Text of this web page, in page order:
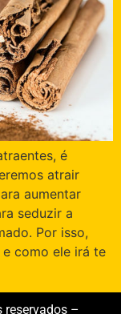
é
atrair
aumentar
seduzir a
Por isso,
como ele irá te
reservados –